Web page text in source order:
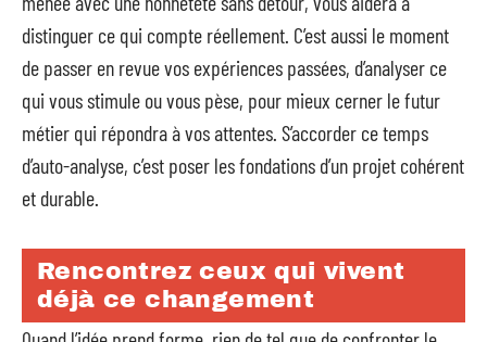
distinguer ce qui compte réellement. C’est aussi le moment
de passer en revue vos expériences passées, d’analyser ce
qui vous stimule ou vous pèse, pour mieux cerner le futur
métier qui répondra à vos attentes. S’accorder ce temps
d’auto-analyse, c’est poser les fondations d’un projet cohérent
et durable.
Rencontrez ceux qui vivent
déjà ce changement